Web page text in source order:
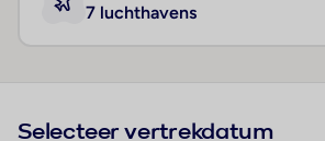
7 luchthavens
Selecteer vertrekdatum